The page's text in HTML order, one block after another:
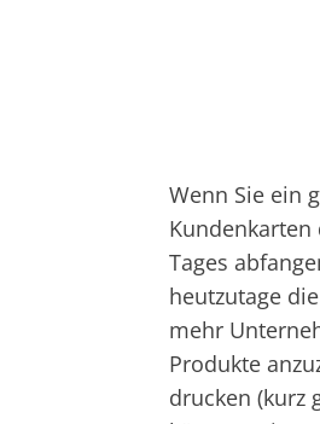
Wenn Sie ein
Kundenkarten
Tages
heutzutage
mehr
Produkte
drucken (kurz